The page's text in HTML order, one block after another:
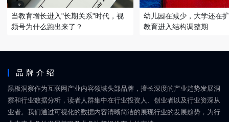
当教育增长进入"长期关系"时代，视
频号为什么跑出来了？
幼儿园在减少，大学还在
教育进入结构调整期
品牌介绍
黑板洞察作为互联网产业内容领域头部品牌，擅长深度的产业趋势发展洞
察和行业数据分析，读者人群集中在行业投资人、创业者以及行业资深从
业者。我们通过可视化的数据内容清晰简洁的展现行业的发展趋势，为行